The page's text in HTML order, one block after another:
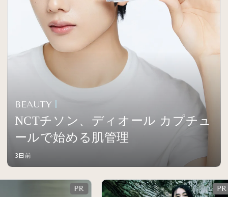
BEAUTY
NCTチソン、ディオール カプチュ
ールで始める肌管理
3日前